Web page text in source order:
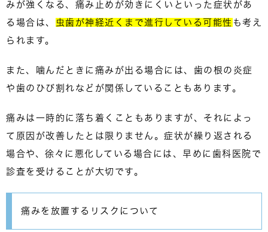
みが強くなる、痛み止めが効きにくいといった症状があ
る場合は、
虫歯が神経近くまで進行している可能性 も考え
られます。
また、噛んだときに痛みが出る場合には、歯の根の炎症
や歯のひび割れなどが関係していることもあります。
痛みは一時的に落ち着くこともありますが、それによっ
て原因が改善したとは限りません。症状が繰り返される
場合や、徐々に悪化している場合には、 早めに歯科医院で
診査を受けること が大切です。
痛みを放置するリスクについて